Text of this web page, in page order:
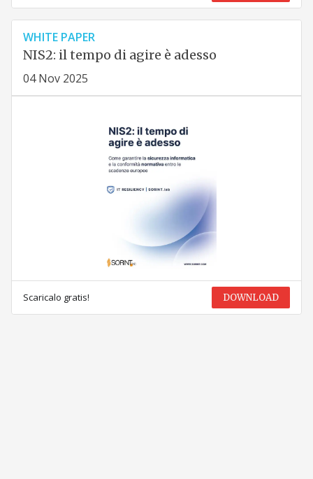
WHITE PAPER
NIS2: il tempo di agire è adesso
04 Nov 2025
Scaricalo gratis! DOWNLOAD